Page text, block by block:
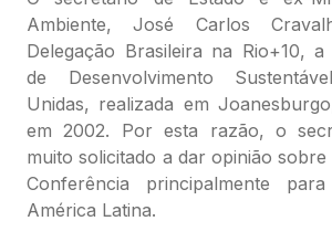
Ambiente, José Carlos
Delegação Brasileira na Rio+10,
de Desenvolvimento
Unidas, realizada em
em 2002. Por esta razão, o
muito solicitado a dar opinião
Conferência principalmente
América Latina.